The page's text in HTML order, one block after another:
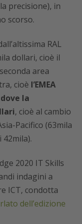
precisione), in
scorso.
RAL
dollari, cioè il
area
cioè l’EMEA
la
, cioè al cambio
Pacifico (63mila
2020 IT Skills
indagini a
ICT, condotta
dell’edizione